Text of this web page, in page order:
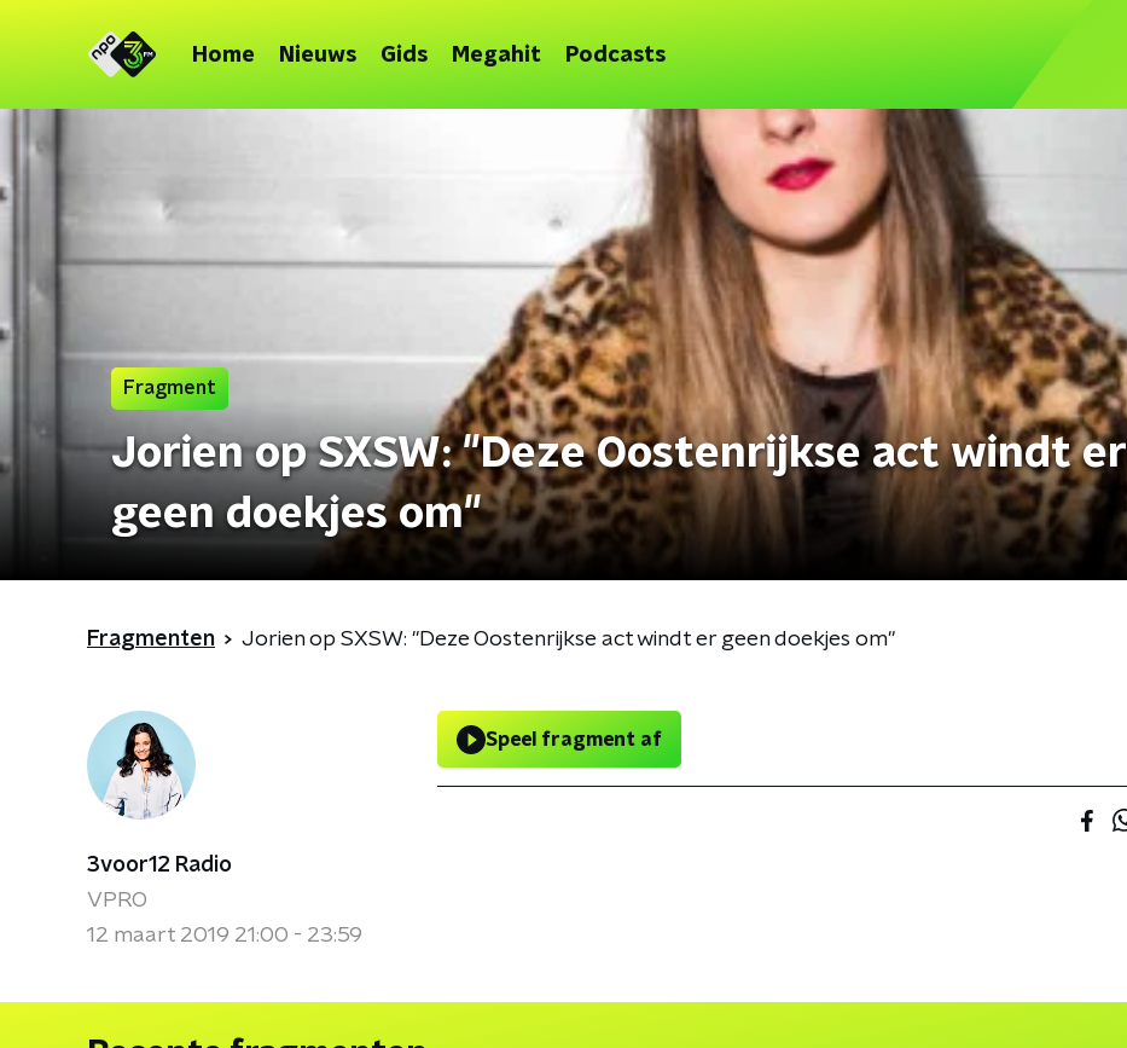
Home Nieuws Gids Megahit Podcasts
Fragment
Jorien op SXSW: "Deze Oostenrijkse act windt er
geen doekjes om"
Fragmenten Jorien op SXSW: "Deze Oostenrijkse act windt er geen doekjes om"
3voor12 Radio
VPRO
12 maart 2019 21:00 - 23:59
Speel fragment af